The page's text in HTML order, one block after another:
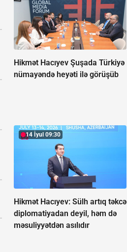
Hikmət Hacıyev Şuşada Türkiyə
nümayəndə heyəti ilə görüşüb
14 İyul 09:30
Hikmət Hacıyev: Sülh artıq təkcə
diplomatiyadan deyil, həm də
məsuliyyətdən asılıdır